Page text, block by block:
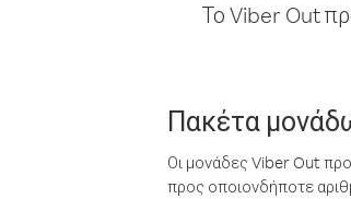
Το Viber Out
Πακέτα
Οι μονάδες Viber Out
προς οποιονδήποτε